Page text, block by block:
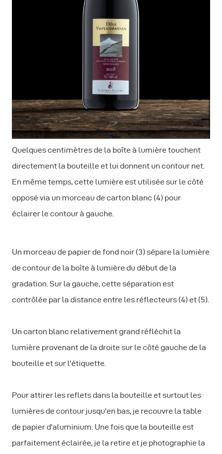
Quelques centimètres de la boîte à lumière touchent
directement la bouteille et lui donnent un contour net.
En même temps, cette lumière est utilisée sur le côté
opposé via un morceau de carton blanc (4) pour
éclairer le contour à gauche.
Un morceau de papier de fond noir (3) sépare la lumière
de contour de la boîte à lumière du début de la
gradation. Sur la gauche, cette séparation est
contrôlée par la distance entre les réflecteurs (4) et (5).
Un carton blanc relativement grand réfléchit la
lumière provenant de la droite sur le côté gauche de la
bouteille et sur l'étiquette.
Pour attirer les reflets dans la bouteille et surtout les
lumières de contour jusqu'en bas, je recouvre la table
de papier d'aluminium. Une fois que la bouteille est
parfaitement éclairée, je la retire et je photographie la